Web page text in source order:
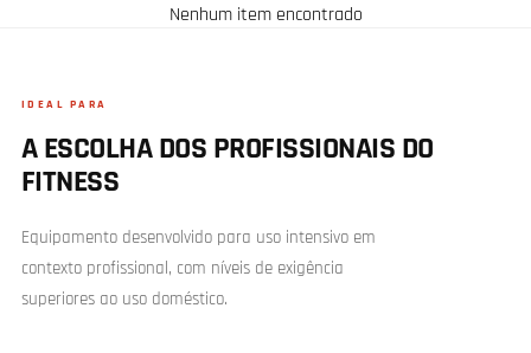
Nenhum item encontrado
IDEAL PARA
A ESCOLHA DOS PROFISSIONAIS DO
FITNESS
Equipamento desenvolvido para uso intensivo em
contexto profissional, com níveis de exigência
superiores ao uso doméstico.